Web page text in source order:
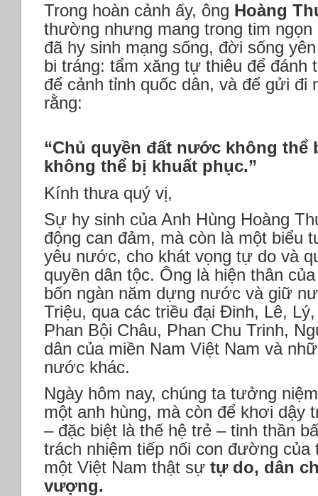
Trong hoàn cảnh ấy, ông Hoàng
thường nhưng mang trong tim
đã hy sinh mạng sống, đời sống
bi tráng: tẩm xăng tự thiêu để
để cảnh tỉnh quốc dân, và để gửi đi
rằng:
“Chủ quyền đất nước không thể
không thể bị khuất phục.”
Kính thưa quý vị,
Sự hy sinh của Anh Hùng Hoàng
động can đảm, mà còn là một biểu
yêu nước, cho khát vọng tự do và
quyền dân tộc. Ông là hiện thân
bốn ngàn năm dựng nước và giữ
Triệu, qua các triều đại Đinh, Lê,
Phan Bội Châu, Phan Chu Trinh,
dân của miền Nam Việt Nam và
nước khác.
Ngày hôm nay, chúng ta tưởng
một anh hùng, mà còn để khơi dậy
– đặc biệt là thế hệ trẻ – tinh thần
trách nhiệm tiếp nối con đường của
một Việt Nam thật sự tự do, dân
vượng.